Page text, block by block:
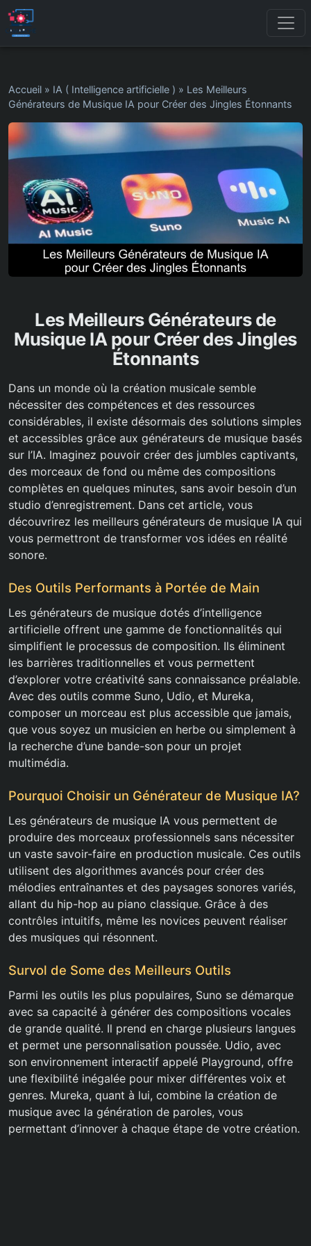
Accueil » IA ( Intelligence artificielle ) » Les Meilleurs
Générateurs de Musique IA pour Créer des Jingles Étonnants
Les Meilleurs Générateurs de
Musique IA pour Créer des Jingles
Étonnants
Dans un monde où la création musicale semble
nécessiter des compétences et des ressources
considérables, il existe désormais des solutions simples
et accessibles grâce aux générateurs de musique basés
sur l’IA. Imaginez pouvoir créer des jumbles captivants,
des morceaux de fond ou même des compositions
complètes en quelques minutes, sans avoir besoin d’un
studio d’enregistrement. Dans cet article, vous
découvrirez les meilleurs générateurs de musique IA qui
vous permettront de transformer vos idées en réalité
sonore.
Des Outils Performants à Portée de Main
Les générateurs de musique dotés d’intelligence
artificielle offrent une gamme de fonctionnalités qui
simplifient le processus de composition. Ils éliminent
les barrières traditionnelles et vous permettent
d’explorer votre créativité sans connaissance préalable.
Avec des outils comme Suno, Udio, et Mureka,
composer un morceau est plus accessible que jamais,
que vous soyez un musicien en herbe ou simplement à
la recherche d’une bande-son pour un projet
multimédia.
Pourquoi Choisir un Générateur de Musique IA?
Les générateurs de musique IA vous permettent de
produire des morceaux professionnels sans nécessiter
un vaste savoir-faire en production musicale. Ces outils
utilisent des algorithmes avancés pour créer des
mélodies entraînantes et des paysages sonores variés,
allant du hip-hop au piano classique. Grâce à des
contrôles intuitifs, même les novices peuvent réaliser
des musiques qui résonnent.
Survol de Some des Meilleurs Outils
Parmi les outils les plus populaires, Suno se démarque
avec sa capacité à générer des compositions vocales
de grande qualité. Il prend en charge plusieurs langues
et permet une personnalisation poussée. Udio, avec
son environnement interactif appelé Playground, offre
une flexibilité inégalée pour mixer différentes voix et
genres. Mureka, quant à lui, combine la création de
musique avec la génération de paroles, vous
permettant d’innover à chaque étape de votre création.